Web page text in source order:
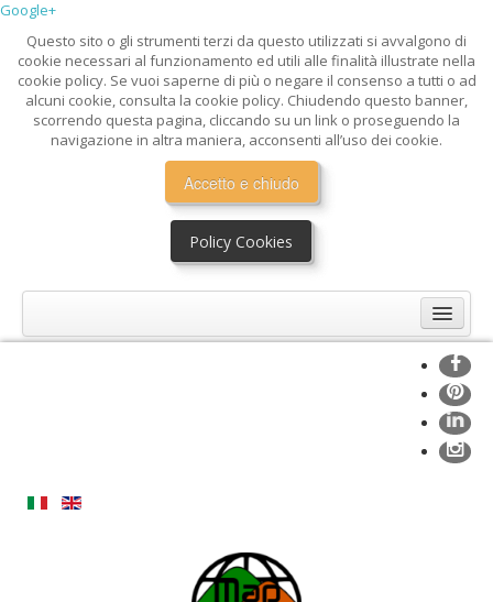
Google+
Questo sito o gli strumenti terzi da questo utilizzati si avvalgono di
cookie necessari al funzionamento ed utili alle finalità illustrate nella
cookie policy. Se vuoi saperne di più o negare il consenso a tutti o ad
alcuni cookie, consulta la cookie policy. Chiudendo questo banner,
scorrendo questa pagina, cliccando su un link o proseguendo la
navigazione in altra maniera, acconsenti all’uso dei cookie.
Accetto e chiudo
Policy Cookies